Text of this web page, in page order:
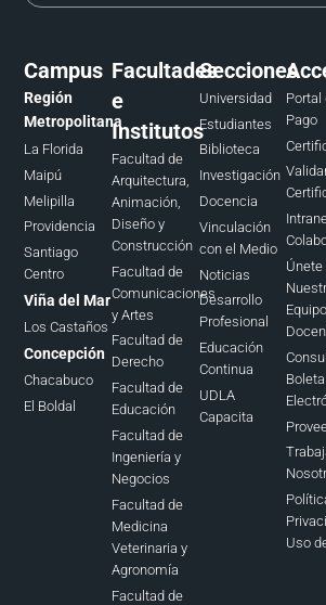
Campus
Región
Metropolitana
La Florida
Maipú
Melipilla
Providencia
Santiago
Centro
Viña del Mar
Los Castaños
Concepción
Chacabuco
El Boldal
Facultades
e
Institutos
Facultad de
Arquitectura,
Animación,
Diseño y
Construcción
Facultad de
Comunicaciones
y Artes
Facultad de
Derecho
Facultad de
Educación
Facultad de
Ingeniería y
Negocios
Facultad de
Medicina
Veterinaria y
Agronomía
Facultad de
Secciones
Universidad
Estudiantes
Biblioteca
Investigación
Docencia
Vinculación
con el Medio
Noticias
Desarrollo
Profesional
Educación
Continua
UDLA
Capacita
Portal
Pago
Únete
Equipo
Boleta
Uso